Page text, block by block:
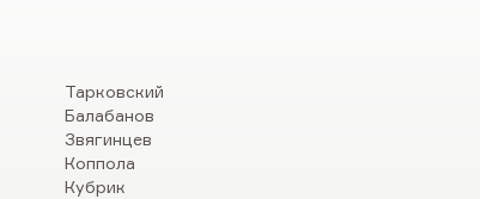
Тарковский
Балабанов
Звягинцев
Коппола
Кубрик